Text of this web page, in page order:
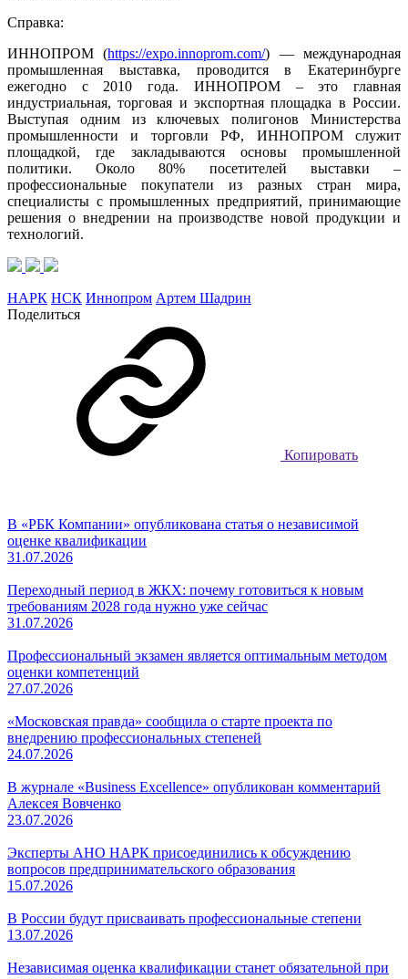
Справка:
ИННОПРОМ (https://expo.innoprom.com/) — международная
промышленная выставка, проводится в Екатеринбурге
ежегодно с 2010 года. ИННОПРОМ – это главная
индустриальная, торговая и экспортная площадка в России.
Выступая одним из ключевых полигонов Министерства
промышленности и торговли РФ, ИННОПРОМ служит
площадкой, где закладываются основы промышленной
политики. Около 80% посетителей выставки –
профессиональные покупатели из разных стран мира,
специалисты с промышленных предприятий, принимающие
решения о внедрении на производстве новой продукции и
технологий.
НАРК НСК Иннопром Артем Шадрин
Поделиться
Копировать
В «РБК Компании» опубликована статья о независимой
оценке квалификации
31.07.2026
Переходный период в ЖКХ: почему готовиться к новым
требованиям 2028 года нужно уже сейчас
31.07.2026
Профессиональный экзамен является оптимальным методом
оценки компетенций
27.07.2026
«Московская правда» сообщила о старте проекта по
внедрению профессиональных степеней
24.07.2026
В журнале «Business Excellence» опубликован комментарий
Алексея Вовченко
23.07.2026
Эксперты АНО НАРК присоединились к обсуждению
вопросов предпринимательского образования
15.07.2026
В России будут присваивать профессиональные степени
13.07.2026
Независимая оценка квалификации станет обязательной при